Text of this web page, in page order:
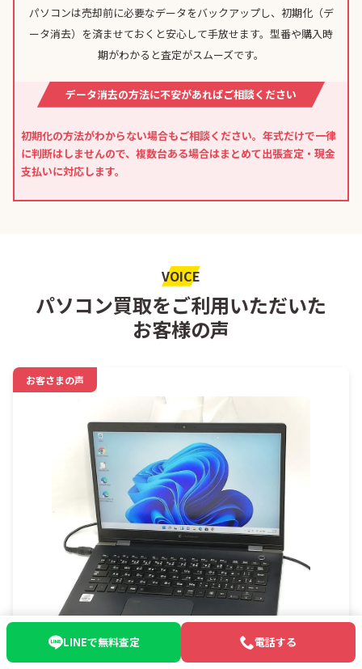
パソコンは売却前に必要なデータをバックアップし、初期化（デ
ータ消去）を済ませておくと安心して手放せます。型番や購入時
期がわかると査定がスムーズです。
データ消去の方法に不安があればご相談ください
初期化の方法がわからない場合もご相談ください。年式だけで一律
に判断はしませんので、複数台ある場合はまとめて出張査定・現金
支払いに対応します。
VOICE
パソコン買取をご利用いただいた
お客様の声
お客さまの声
ノートパソコン 買取 東京都渋谷区 ｜東京都渋谷区ま
電話する
LINEで無料査定